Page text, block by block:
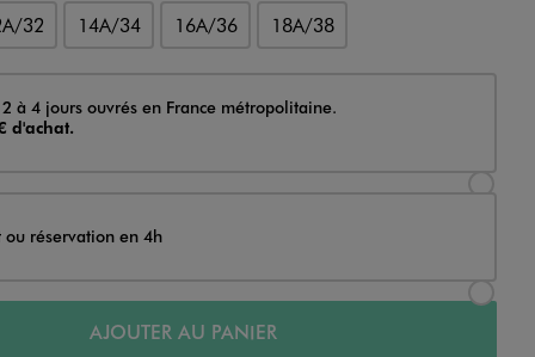
32 14A/34 16A/36 18A/38
à 4 jours ouvrés en France métropolitaine.
d'achat.
ou réservation en 4h
AJOUTER AU PANIER